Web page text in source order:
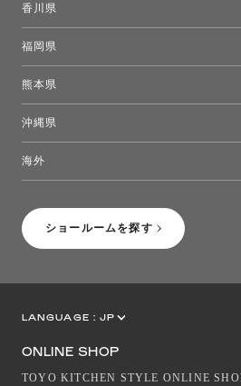
ショールームを探す
香川県
福岡県
熊本県
沖縄県
海外
LANGUAGE : JP
ONLINE SHOP
TOYO KITCHEN STYLE ONLINE